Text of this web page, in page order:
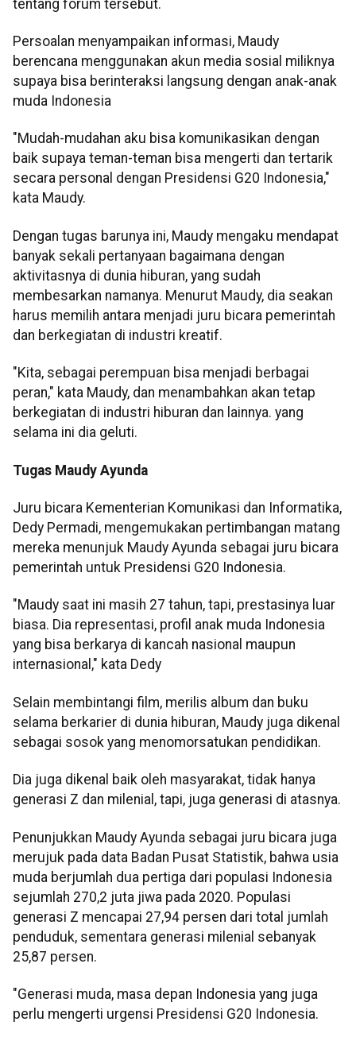
tentang forum tersebut.
Persoalan menyampaikan informasi, Maudy
berencana menggunakan akun media sosial miliknya
supaya bisa berinteraksi langsung dengan anak-anak
muda Indonesia
"Mudah-mudahan aku bisa komunikasikan dengan
baik supaya teman-teman bisa mengerti dan tertarik
secara personal dengan Presidensi G20 Indonesia,"
kata Maudy.
Dengan tugas barunya ini, Maudy mengaku mendapat
banyak sekali pertanyaan bagaimana dengan
aktivitasnya di dunia hiburan, yang sudah
membesarkan namanya. Menurut Maudy, dia seakan
harus memilih antara menjadi juru bicara pemerintah
dan berkegiatan di industri kreatif.
"Kita, sebagai perempuan bisa menjadi berbagai
peran," kata Maudy, dan menambahkan akan tetap
berkegiatan di industri hiburan dan lainnya. yang
selama ini dia geluti.
Tugas Maudy Ayunda
Juru bicara Kementerian Komunikasi dan Informatika,
Dedy Permadi, mengemukakan pertimbangan matang
mereka menunjuk Maudy Ayunda sebagai juru bicara
pemerintah untuk Presidensi G20 Indonesia.
"Maudy saat ini masih 27 tahun, tapi, prestasinya luar
biasa. Dia representasi, profil anak muda Indonesia
yang bisa berkarya di kancah nasional maupun
internasional," kata Dedy
Selain membintangi film, merilis album dan buku
selama berkarier di dunia hiburan, Maudy juga dikenal
sebagai sosok yang menomorsatukan pendidikan.
Dia juga dikenal baik oleh masyarakat, tidak hanya
generasi Z dan milenial, tapi, juga generasi di atasnya.
Penunjukkan Maudy Ayunda sebagai juru bicara juga
merujuk pada data Badan Pusat Statistik, bahwa usia
muda berjumlah dua pertiga dari populasi Indonesia
sejumlah 270,2 juta jiwa pada 2020. Populasi
generasi Z mencapai 27,94 persen dari total jumlah
penduduk, sementara generasi milenial sebanyak
25,87 persen.
"Generasi muda, masa depan Indonesia yang juga
perlu mengerti urgensi Presidensi G20 Indonesia.